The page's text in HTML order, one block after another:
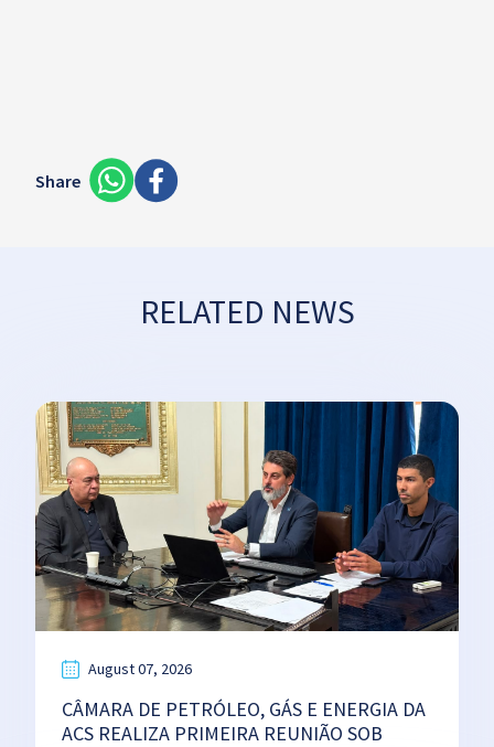
Share
RELATED NEWS
August 07, 2026
CÂMARA DE PETRÓLEO, GÁS E ENERGIA DA
ACS REALIZA PRIMEIRA REUNIÃO SOB